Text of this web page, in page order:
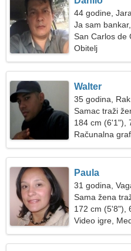
44 godine,
Ja sam
San Carlos de
Obitelj
Walter
35 godina, Rak
Samac traži
184 cm (6'1"),
Računalna
Paula
31 godina,
Sama žena
172 cm (5'8"),
Video igre,